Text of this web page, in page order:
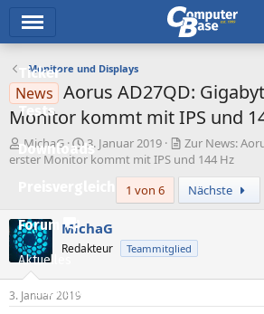
Ticker
Tests
Downloads
Forum
Aktuelles
Empfohlene Inhalte
Monitore und Displays
News Aorus AD27QD:
Monitor kommt mit IPS und
E
r
l
l
e
r
MichaG
E
r
l
l
t
3. Januar 2019
Zur News:
erster Monitor kommt mit IPS und 144 Hz
1 von 6
Nächste
MichaG
Redakteur Teammitglied
3. Januar 2019